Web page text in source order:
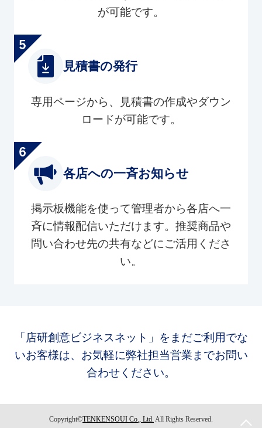
が可能です。
見積書の発行
専用ページから、見積書の作成やダウン
ロードが可能です。
各店への一斉お知らせ
掲示板機能を使って管理者から各店へ一
斉に情報配信いただけます。推奨商品や
問い合わせ先の共有などにご活用くださ
い。
「店研創意ビジネスネット」をまだご利用でな
いお客様は、お気軽に弊社担当営業までお問い
合わせください。
Copyright©TENKENSOUI Co., Ltd. All Rights Reserved.